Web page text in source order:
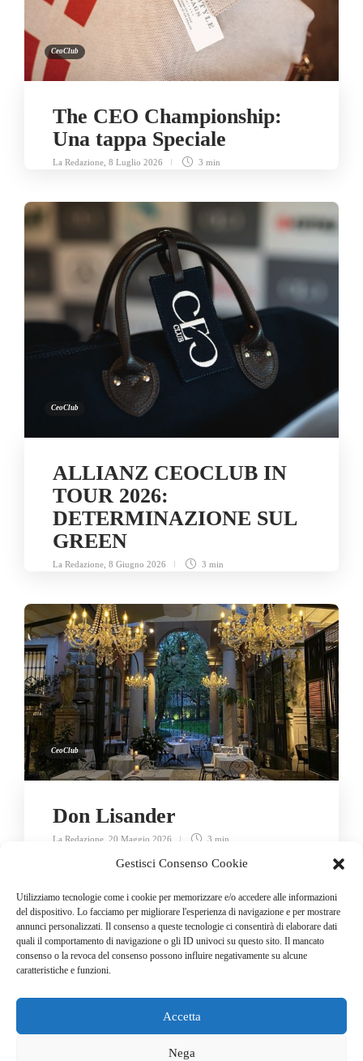
Gestisci Consenso Cookie
Utilizziamo tecnologie come i cookie per memorizzare e/o accedere alle informazioni
del dispositivo. Lo facciamo per migliorare l'esperienza di navigazione e per mostrare
annunci personalizzati. Il consenso a queste tecnologie ci consentirà di elaborare dati
quali il comportamento di navigazione o gli ID univoci su questo sito. Il mancato
consenso o la revoca del consenso possono influire negativamente su alcune
caratteristiche e funzioni.
Accetta
Nega
CeoClub
The CEO Championship:
Una tappa Speciale
La Redazione 8 Luglio 2026 3 min
CeoClub
ALLIANZ CEOCLUB IN
TOUR 2026:
DETERMINAZIONE SUL
GREEN
La Redazione 8 Giugno 2026 3 min
CeoClub
Don Lisander
La Redazione 20 Maggio 2026 3 min
LOAD MORE